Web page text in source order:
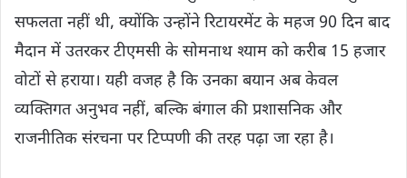
सफलता नहीं थी, क्योंकि उन्होंने रिटायरमेंट के महज 90 दिन बाद
मैदान में उतरकर टीएमसी के सोमनाथ श्याम को करीब 15 हजार
वोटों से हराया। यही वजह है कि उनका बयान अब केवल
व्यक्तिगत अनुभव नहीं, बल्कि बंगाल की प्रशासनिक और
राजनीतिक संरचना पर टिप्पणी की तरह पढ़ा जा रहा है।